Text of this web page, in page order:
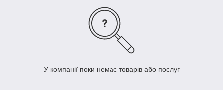
У компанії поки немає товарів або послуг